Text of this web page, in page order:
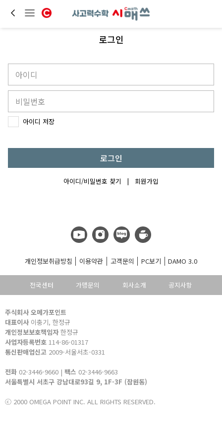
로그인
아이디 저장
로그인
아이디/비밀번호 찾기 | 회원가입
개인정보취급방침 이용약관 고객문의 PC보기 DAMO 3.0
전국센터 가맹문의 회사소개 공지사항
주식회사 오메가포인트
대표이사이충기, 한정규
개인정보보호책임자한정규
사업자등록번호 114-86-01317
통신판매업신고 2009-서울서초-0331
전화 02-3446-9660 | 팩스 02-3446-9663
서울특별시 서초구 강남대로93길 9, 1F-3F (잠원동)
ⓒ 2000 OMEGA POINT INC. ALL RIGHTS RESERVED.